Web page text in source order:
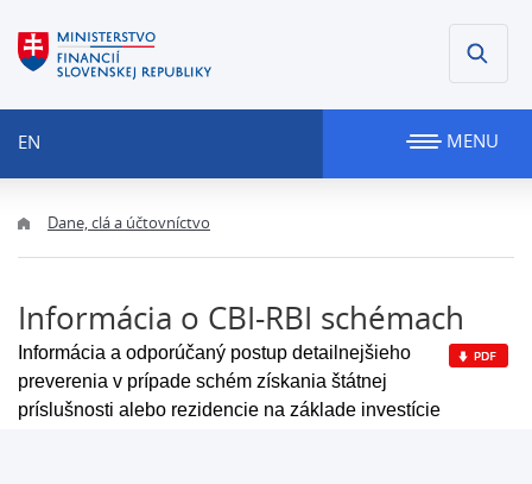
EN MENU
Dane, clá a účtovníctvo
Informácia o CBI-RBI schémach
Informácia a odporúčaný postup detailnejšieho
preverenia v prípade schém získania štátnej
príslušnosti alebo rezidencie na základe investície